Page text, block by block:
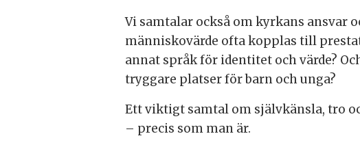
Vi samtalar också om kyrkans ansvar
människovärde ofta kopplas till
annat språk för identitet och värde?
tryggare platser för barn och unga?
Ett viktigt samtal om självkänsla, tro
– precis som man är.